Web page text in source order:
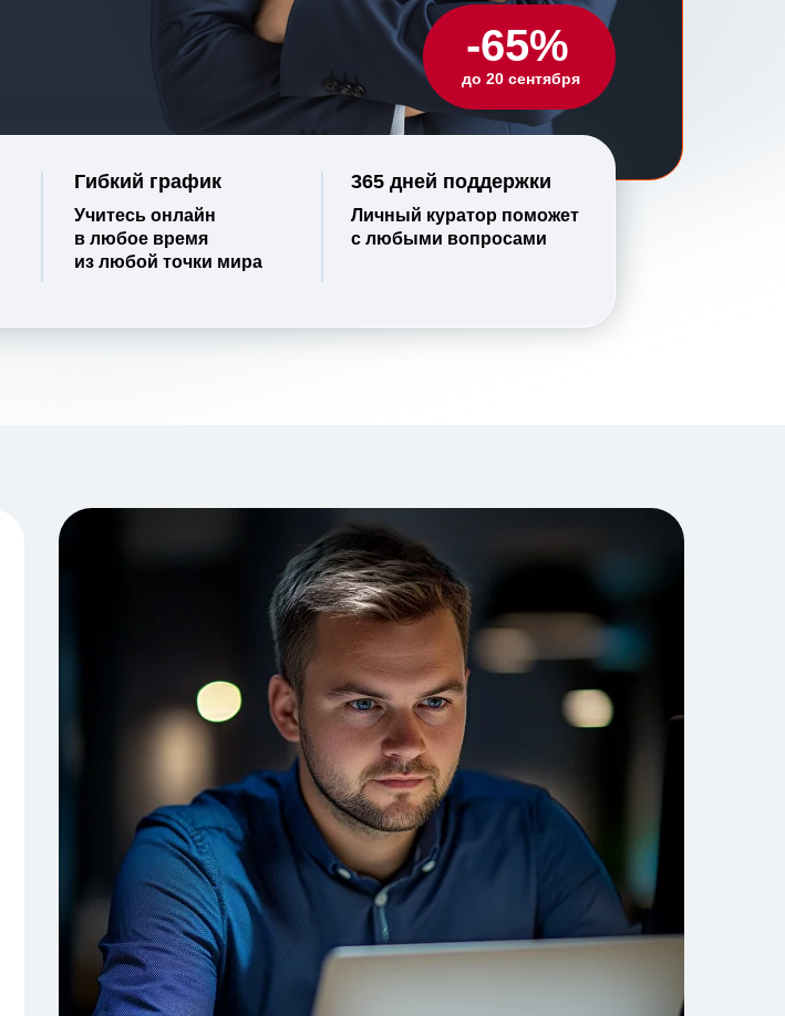
-65%
до 20 сентября
365 дней поддержки
Гибкий график
Личный куратор поможет
с любыми вопросами
Учитесь онлайн
в любое время
из любой точки мира